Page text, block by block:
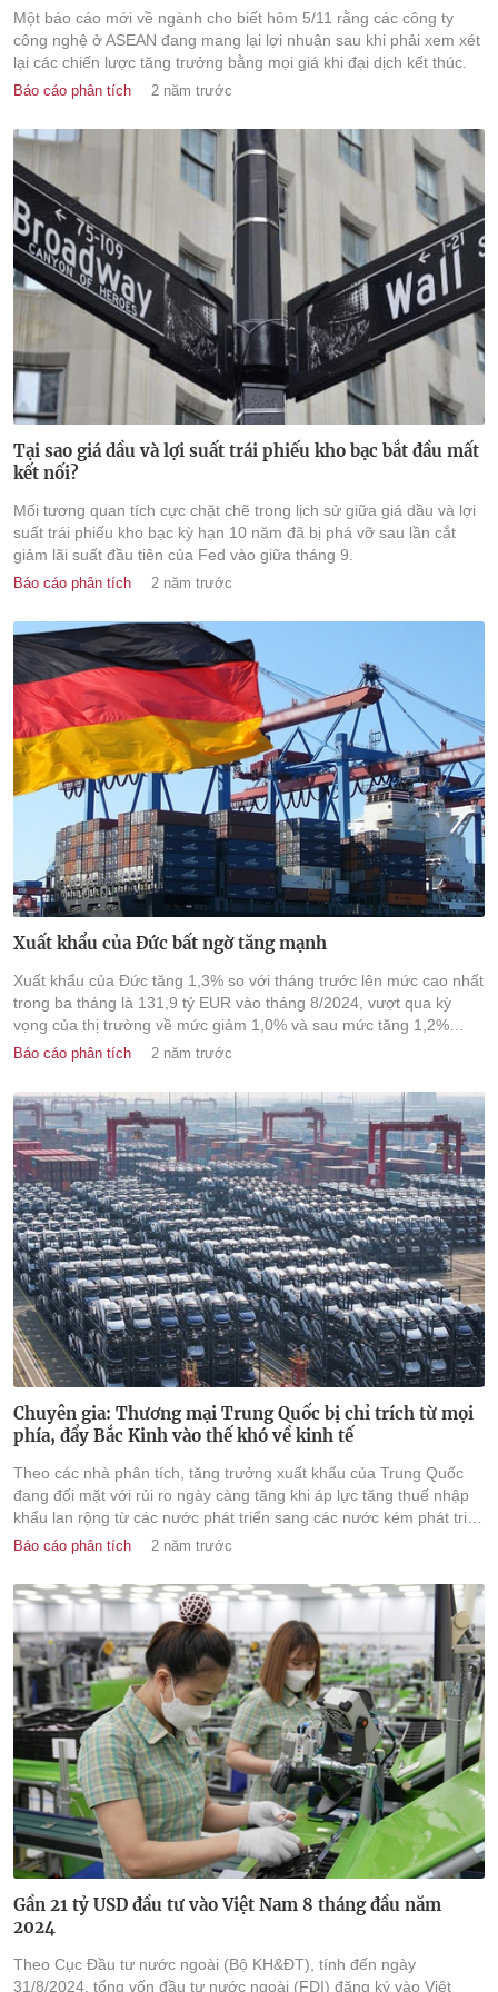
Một báo cáo mới về ngành cho biết hôm 5/11 rằng các công ty
công nghệ ở ASEAN đang mang lại lợi nhuận sau khi phải xem xét
lại các chiến lược tăng trưởng bằng mọi giá khi đại dịch kết thúc.
Báo cáo phân tích 2 năm trước
Tại sao giá dầu và lợi suất trái phiếu kho bạc bắt đầu mất
kết nối?
Mối tương quan tích cực chặt chẽ trong lịch sử giữa giá dầu và lợi
suất trái phiếu kho bạc kỳ hạn 10 năm đã bị phá vỡ sau lần cắt
giảm lãi suất đầu tiên của Fed vào giữa tháng 9.
Báo cáo phân tích 2 năm trước
Xuất khẩu của Đức bất ngờ tăng mạnh
Xuất khẩu của Đức tăng 1,3% so với tháng trước lên mức cao nhất
trong ba tháng là 131,9 tỷ EUR vào tháng 8/2024, vượt qua kỳ
vọng của thị trường về mức giảm 1,0% và sau mức tăng 1,2%
trong tháng trước.
Báo cáo phân tích 2 năm trước
Chuyên gia: Thương mại Trung Quốc bị chỉ trích từ mọi
phía, đẩy Bắc Kinh vào thế khó về kinh tế
Theo các nhà phân tích, tăng trưởng xuất khẩu của Trung Quốc
đang đối mặt với rủi ro ngày càng tăng khi áp lực tăng thuế nhập
khẩu lan rộng từ các nước phát triển sang các nước kém phát triển
hơn trong bối cảnh các nước này trả đũa lẫn nhau và lo ngại về
Báo cáo phân tích 2 năm trước
Gần 21 tỷ USD đầu tư vào Việt Nam 8 tháng đầu năm
2024
Theo Cục Đầu tư nước ngoài (Bộ KH&ĐT), tính đến ngày
31/8/2024, tổng vốn đầu tư nước ngoài (FDI) đăng ký vào Việt